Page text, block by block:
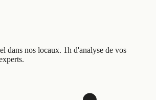
dans nos locaux. 1h d'analyse de vos